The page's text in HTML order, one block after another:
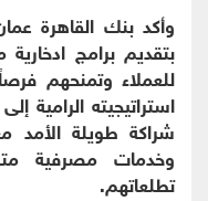
وأكد بنك القاهرة
بتقديم برامج
للعملاء وتمنحهم
استراتيجيته الرامية
شراكة طويلة الأمد
وخدمات مصرفية
تطلعاتهم.